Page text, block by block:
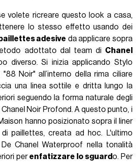
volete ricreare questo look a casa,
lo stesso effetto usando dei
adesive da applicare sopra
adottato dal team di Chanel
diverso. Si inizia applicando Stylo
Noir" all’interno della rima ciliare
una linea sottile e dritta lungo la
seguendo la forma naturale degli
Noir Profond. A questo punto, i
hanno posizionato sopra il liner
paillettes, creata ad hoc. L'ultimo
Chanel Waterproof nella tonalità
perenfatizzare lo sguardo. Per